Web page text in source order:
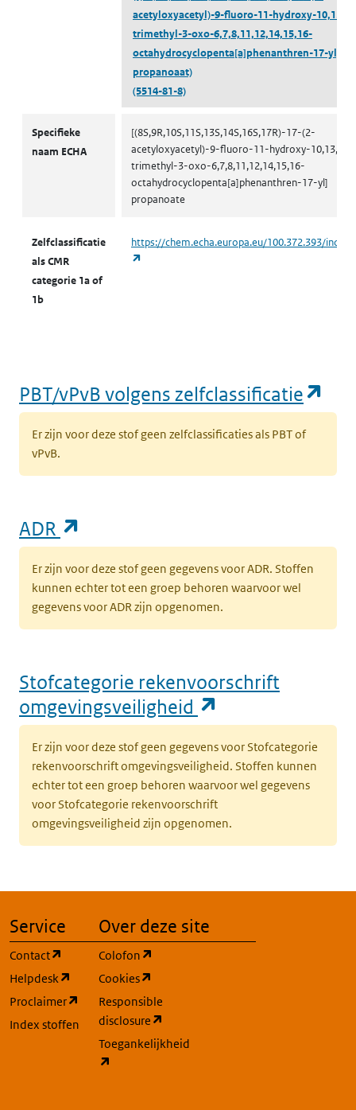
acetyloxyacetyl)-9-fluoro-11-hydroxy-
trimethyl-3-oxo-6,7,8,11,12,14,15,16-
octahydrocyclopenta[a]phenanthren-17-yl]
propanoaat)
(5514-81-8)
Specifieke
naam ECHA
[(8S,9R,10S,11S,13S,14S,16S,17R)-17-(2-
acetyloxyacetyl)-9-fluoro-11-hydroxy-10,13,16-
trimethyl-3-oxo-6,7,8,11,12,14,15,16-
octahydrocyclopenta[a]phenanthren-17-yl]
propanoate
Zelfclassificatie
als CMR
categorie 1a of
1b
https://chem.echa.europa.eu/100.372.393/
PBT/vPvB volgens zelfclassificatie
Er zijn voor deze stof geen zelfclassificaties als PBT of
vPvB.
ADR
Er zijn voor deze stof geen gegevens voor ADR. Stoffen
kunnen echter tot een groep behoren waarvoor wel
gegevens voor ADR zijn opgenomen.
Stofcategorie rekenvoorschrift
omgevingsveiligheid
Er zijn voor deze stof geen gegevens voor Stofcategorie
rekenvoorschrift omgevingsveiligheid. Stoffen kunnen
echter tot een groep behoren waarvoor wel gegevens
voor Stofcategorie rekenvoorschrift
omgevingsveiligheid zijn opgenomen.
Service
Contact
(opent in een nieuw tabblad)
Helpdesk
(opent in een nieuw tabblad)
Proclaimer
(opent in een nieuw tabblad)
Index stoffen
Over deze site
Colofon
Cookies
Responsible
disclosure
Toegankelijkheid